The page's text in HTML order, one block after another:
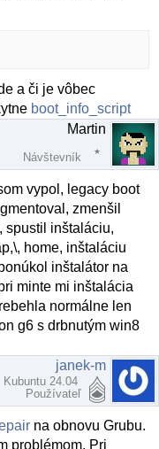
a či je vôbec
boot_info_script
Martin
Návštevník
vypol, legacy boot
zmenšil
spustil inštaláciu,
home, inštaláciu
inštalátor na
minte mi inštalácia
normálne len
g6 s drbnutým win8
janek-m
Kubuntu 24.04
Používateľ
na obnovu Grubu.
problémom. Pri